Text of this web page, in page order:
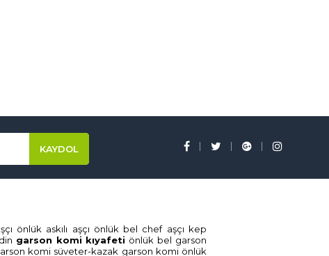
önlük askili aşçi önlük bel chef aşçi kep
garson komi̇ kiyafeti̇ önlük bel garson
komi̇ süveter-kazak garson komi̇ önlük